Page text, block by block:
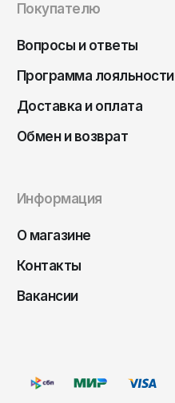
Покупателю
Вопросы и ответы
Программа лояльности
Доставка и оплата
Обмен и возврат
Информация
О магазине
Контакты
Вакансии
Чита
Элиста
Южно-Сахалинск
Якутск